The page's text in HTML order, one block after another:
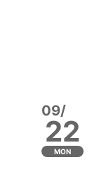
09/
22
MON